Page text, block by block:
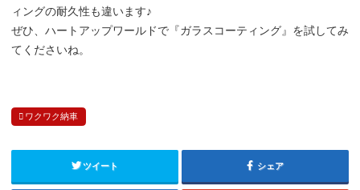
ィングの耐久性も違います♪
ぜひ、ハートアップワールドで『ガラスコーティング』を試してみ
てくださいね。
ワクワク納車
ツイート シェア